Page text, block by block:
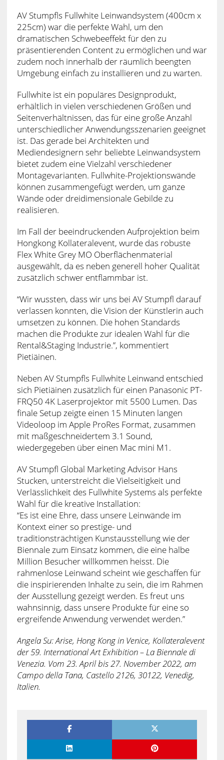
AV Stumpfls Fullwhite Leinwandsystem (400cm x
225cm) war die perfekte Wahl, um den
dramatischen Schwebeeffekt für den zu
präsentierenden Content zu ermöglichen und war
zudem noch innerhalb der räumlich beengten
Umgebung einfach zu installieren und zu warten.
Fullwhite ist ein populäres Designprodukt,
erhältlich in vielen verschiedenen Größen und
Seitenverhältnissen, das für eine große Anzahl
unterschiedlicher Anwendungsszenarien geeignet
ist. Das gerade bei Architekten und
Mediendesignern sehr beliebte Leinwandsystem
bietet zudem eine Vielzahl verschiedener
Montagevarianten. Fullwhite-Projektionswände
können zusammengefügt werden, um ganze
Wände oder dreidimensionale Gebilde zu
realisieren.
Im Fall der beeindruckenden Aufprojektion beim
Hongkong Kollateralevent, wurde das robuste
Flex White Grey MO Oberflächenmaterial
ausgewählt, da es neben generell hoher Qualität
zusätzlich schwer entflammbar ist.
“Wir wussten, dass wir uns bei AV Stumpfl darauf
verlassen konnten, die Vision der Künstlerin auch
umsetzen zu können. Die hohen Standards
machen die Produkte zur idealen Wahl für die
Rental&Staging Industrie.”, kommentiert
Pietiäinen.
Neben AV Stumpfls Fullwhite Leinwand entschied
sich Pietiäinen zusätzlich für einen Panasonic PT-
FRQ50 4K Laserprojektor mit 5500 Lumen. Das
finale Setup zeigte einen 15 Minuten langen
Videoloop im Apple ProRes Format, zusammen
mit maßgeschneidertem 3.1 Sound,
wiedergegeben über einen Mac mini M1.
AV Stumpfl Global Marketing Advisor Hans
Stucken, unterstreicht die Vielseitigkeit und
Verlässlichkeit des Fullwhite Systems als perfekte
Wahl für die kreative Installation:
“Es ist eine Ehre, dass unsere Leinwände im
Kontext einer so prestige- und
traditionsträchtigen Kunstausstellung wie der
Biennale zum Einsatz kommen, die eine halbe
Million Besucher willkommen heisst. Die
rahmenlose Leinwand scheint wie geschaffen für
die inspirierenden Inhalte zu sein, die im Rahmen
der Ausstellung gezeigt werden. Es freut uns
wahnsinnig, dass unsere Produkte für eine so
ergreifende Anwendung verwendet werden.”
Angela Su: Arise, Hong Kong in Venice, Kollateralevent
der 59. International Art Exhibition – La Biennale di
Venezia. Vom 23. April bis 27. November 2022, am
Campo della Tana, Castello 2126, 30122, Venedig,
Italien.